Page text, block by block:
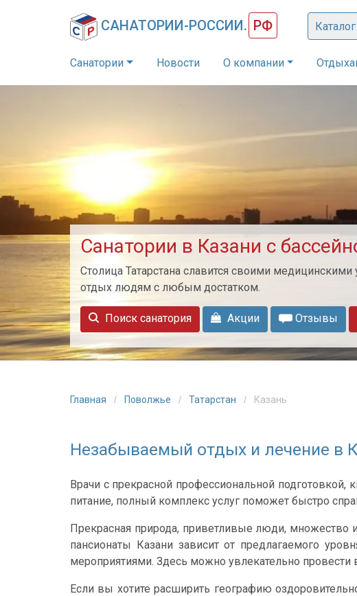
САНАТОРИИ-РОССИИ. РФ Каталог
Санатории Новости О компании
Санатории в Казани с
Столица Татарстана славится своими
отдых людям с любым достатком.
Поиск санатория Акции Отзывы
Главная Поволжье Татарстан Казань
Незабываемый отдых и лечение в
Врачи с прекрасной профессиональной
питание, полный комплекс услуг поможет быстро
Прекрасная природа, приветливые люди, множество
пансионаты Казани зависит от предлагаемого
мероприятиями. Здесь можно увлекательно
Если вы хотите расширить географию